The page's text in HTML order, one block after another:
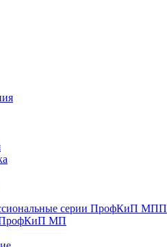
серии ПрофКиП МПП
ПрофКиП МП